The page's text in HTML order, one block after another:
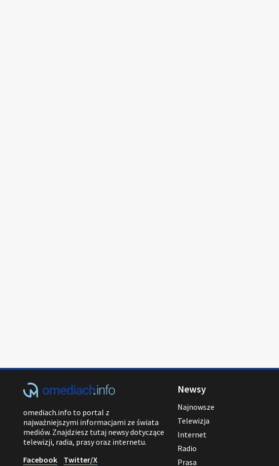
omediach.info to portal z
najważniejszymi informacjami ze świata
mediów. Znajdziesz tutaj newsy dotyczące
telewizji, radia, prasy oraz internetu.
Facebook
Twitter/X
Newsy
Najnowsze
Telewizja
Internet
Radio
Prasa